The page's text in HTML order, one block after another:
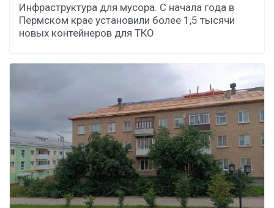
Инфраструктура для мусора. С начала года в
Пермском крае установили более 1,5 тысячи
новых контейнеров для ТКО